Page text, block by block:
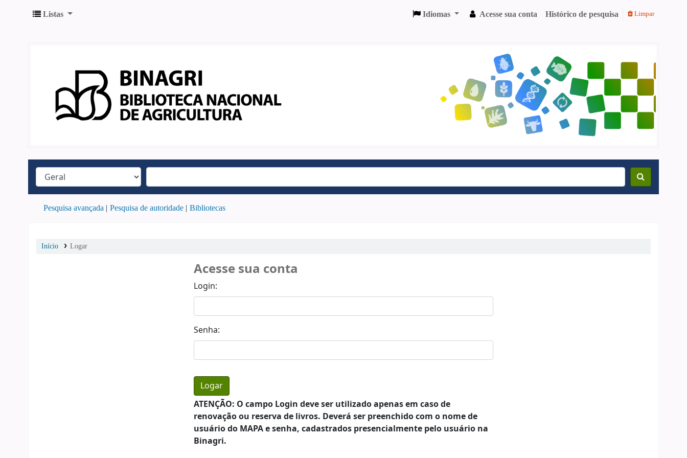
Listas Idiomas Acesse sua conta Histórico de pesquisa Limpar
Pesquisa avançada Pesquisa de autoridade Bibliotecas
Início Logar
Acesse sua conta
Login:
Senha:
ATENÇÃO: O campo Login deve ser utilizado apenas em caso de
renovação ou reserva de livros. Deverá ser preenchido com o nome de
usuário do MAPA e senha, cadastrados presencialmente pelo usuário na
Binagri.